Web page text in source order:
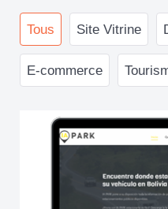
Tous Site Vitrine
E-commerce